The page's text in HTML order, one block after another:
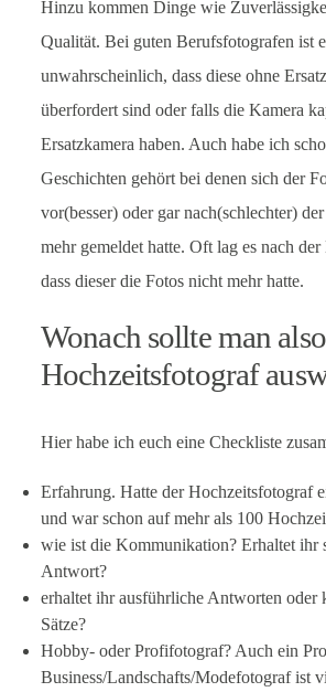
Hinzu kommen Dinge wie
Qualität. Bei guten Berufsfotografen ist
unwahrscheinlich, dass diese ohne
überfordert sind oder falls die Kamera
Ersatzkamera haben. Auch habe ich
Geschichten gehört bei denen sich der
vor(besser) oder gar nach(schlechter)
mehr gemeldet hatte. Oft lag es nach
dass dieser die Fotos nicht mehr hatte.
Wonach sollte man
Hochzeitsfotograf
Hier habe ich euch eine Checkliste
Erfahrung. Hatte der Hochzeitsfotograf
und war schon auf mehr als 100
wie ist die Kommunikation? Erhaltet ihr
Antwort?
erhaltet ihr ausführliche Antworten oder
Sätze?
Hobby- oder Profifotograf? Auch ein
Business/Landschafts/Modefotograf ist